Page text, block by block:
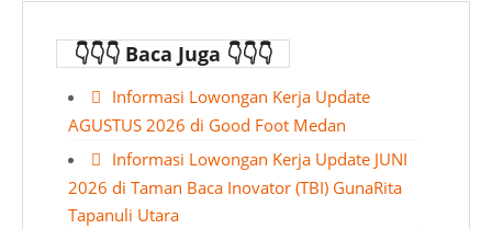
👇👇👇 Baca Juga 👇👇👇
Informasi Lowongan Kerja Update
AGUSTUS 2026 di Good Foot Medan
Informasi Lowongan Kerja Update JUNI
2026 di Taman Baca Inovator (TBI) GunaRita
Tapanuli Utara